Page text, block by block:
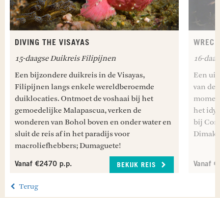
DIVING THE VISAYAS
15-daagse Duikreis Filipijnen
Een bijzondere duikreis in de Visayas,
Filipijnen langs enkele wereldberoemde
duiklocaties. Ontmoet de voshaai bij het
gemoedelijke Malapascua, verken de
wonderen van Bohol boven en onder water en
sluit de reis af in het paradijs voor
macroliefhebbers; Dumaguete!
Vanaf €2470 p.p. BEKIJK REIS
16-
Een
van de
het
bij
Vanaf
Terug